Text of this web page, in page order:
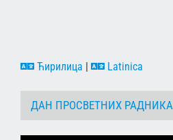
Ћирилица | Latinica
ДАН ПРОСВЕТНИХ РАДНИКА